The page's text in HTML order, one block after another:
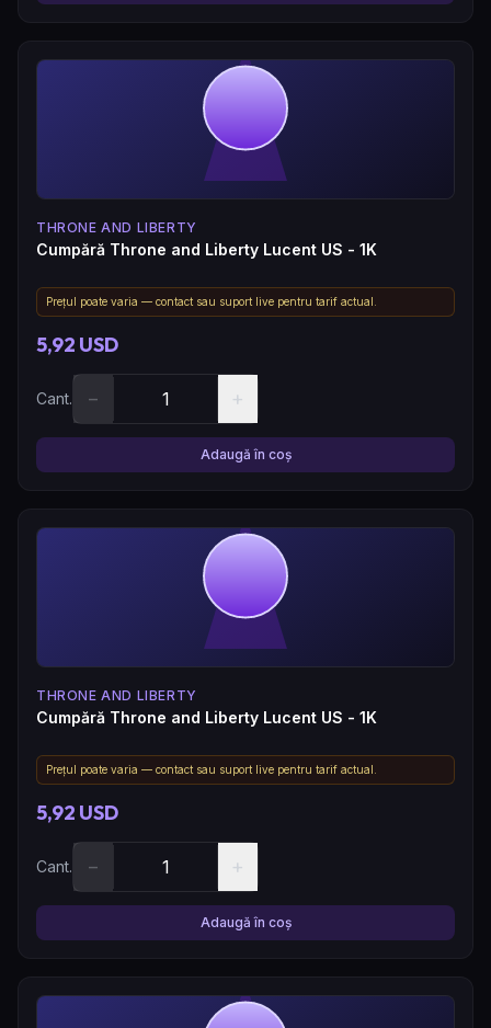
THRONE AND LIBERTY
Cumpără Throne and Liberty Lucent US - 1K
Prețul poate varia — contact sau suport live pentru tarif actual.
5,92 USD
Cant. − +
Adaugă în coș
THRONE AND LIBERTY
Cumpără Throne and Liberty Lucent US - 1K
Prețul poate varia — contact sau suport live pentru tarif actual.
5,92 USD
Cant. − +
Adaugă în coș